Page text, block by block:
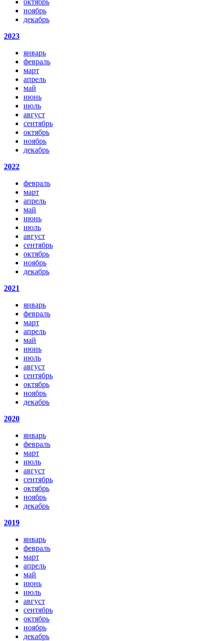
ноябрь
декабрь
2023
январь
февраль
март
апрель
май
июнь
июль
август
сентябрь
октябрь
ноябрь
декабрь
2022
февраль
март
апрель
май
июнь
июль
август
сентябрь
октябрь
ноябрь
декабрь
2021
январь
февраль
март
апрель
май
июнь
июль
август
сентябрь
октябрь
ноябрь
декабрь
2020
январь
февраль
март
июль
август
сентябрь
октябрь
ноябрь
декабрь
2019
январь
февраль
март
апрель
май
июнь
июль
август
сентябрь
октябрь
ноябрь
декабрь